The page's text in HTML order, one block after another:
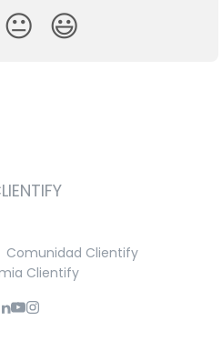
😐 😃
Comunidad Clientify
Clientify